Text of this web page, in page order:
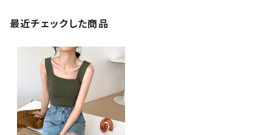
最近チェックした商品